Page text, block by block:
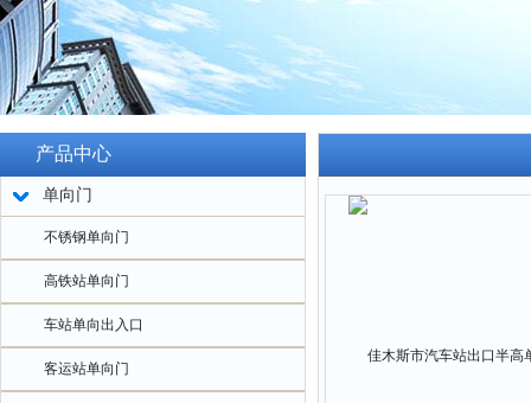
产品中心
单向门
不锈钢单向门
高铁站单向门
车站单向出入口
客运站单向门